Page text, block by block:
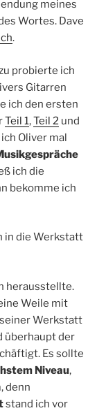
meines
Wortes. Dave
.
probierte ich
Gitarren
ich den ersten
Teil 1,Teil 2 und
Oliver mal
ich die
bekomme ich
in die Werkstatt
herausstellte.
Weile mit
Werkstatt
überhaupt der
Es sollte
Niveau,
denn
stand ich vor